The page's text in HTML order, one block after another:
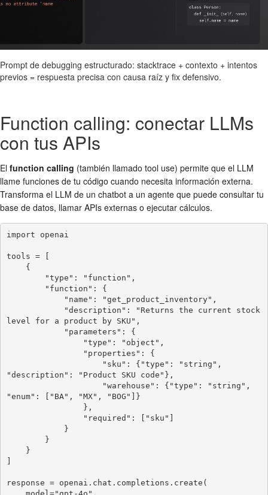
Prompt de debugging estructurado: stacktrace + contexto + intentos
previos = respuesta precisa con causa raíz y fix defensivo.
Function calling: conectar LLMs
con tus APIs
El function calling (también llamado tool use) permite que el LLM
llame funciones de tu código cuando necesita información externa.
Transforma el LLM de un chatbot a un agente que puede consultar tu
base de datos, llamar APIs externas o ejecutar cálculos.
import openai
tools = [
level for a product by SKU",
"description": "Product SKU code"},
"enum": ["BA", "MX", "BOG"]}
]
response = openai.chat.completions.create(